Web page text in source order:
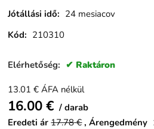
Jótállási idő: 24 mesiacov
Kód: 210310
Elérhetőség: Raktáron
13.01 €ÁFA nélkül
16.00€
darab
Eredeti ár 17.78€ Árengedmény